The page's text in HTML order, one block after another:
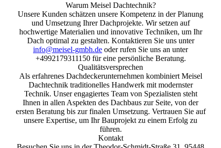
Warum Meisel Dachtechnik?
Unsere Kunden schätzen unsere Kompetenz in der Planung
und Umsetzung Ihrer Dachprojekte. Wir setzen auf
hochwertige Materialien und innovative Techniken, um Ihr
Dach optimal zu gestalten. Kontaktieren Sie uns unter
info@meisel-gmbh.de oder rufen Sie uns an unter
+4992179311150 für eine persönliche Beratung.
Qualitätsversprechen
Als erfahrenes Dachdeckerunternehmen kombiniert Meisel
Dachtechnik traditionelles Handwerk mit modernster
Technik. Unser engagiertes Team von Spezialisten steht
Ihnen in allen Aspekten des Dachbaus zur Seite, von der
ersten Beratung bis zur finalen Umsetzung. Vertrauen Sie auf
unsere Expertise, um Ihr Bauprojekt zu einem Erfolg zu
führen.
Kontakt